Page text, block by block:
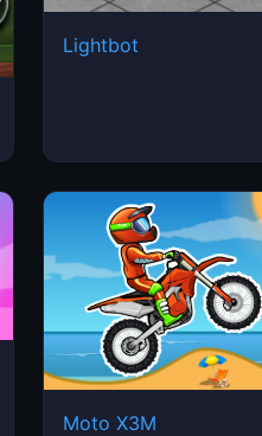
Lightbot
Moto X3M